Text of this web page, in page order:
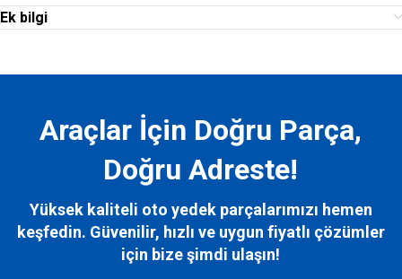
Ek bilgi
Araçlar İçin Doğru Parça,
Doğru Adreste!
Yüksek kaliteli oto yedek parçalarımızı hemen
keşfedin. Güvenilir, hızlı ve uygun fiyatlı çözümler
için bizeşimdi ulaşın!